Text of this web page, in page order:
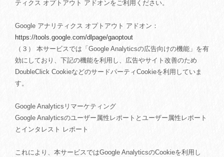
ティクス オプトアウト アドオンをご利用ください。
Google アナリティクス オプトアウト アドオン：
https://tools.google.com/dlpage/gaoptout
（３） 本サービスでは「Google Analyticsの広告向けの機能」を有
効にしており、下記の機能を利用し、広告やサイト改善のため
DoubleClick CookieなどのサードパーティCookieを利用していま
す。
Google Analyticsリマーケティング
Google Analyticsのユーザー属性レポートとユーザー属性レポート
とインタレスト レポート
これにより、本サービスではGoogle AnalyticsのCookieを利用し